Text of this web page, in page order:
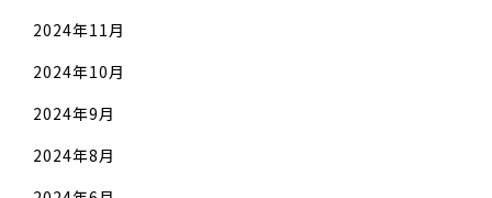
2024年11月
2024年10月
2024年9月
2024年8月